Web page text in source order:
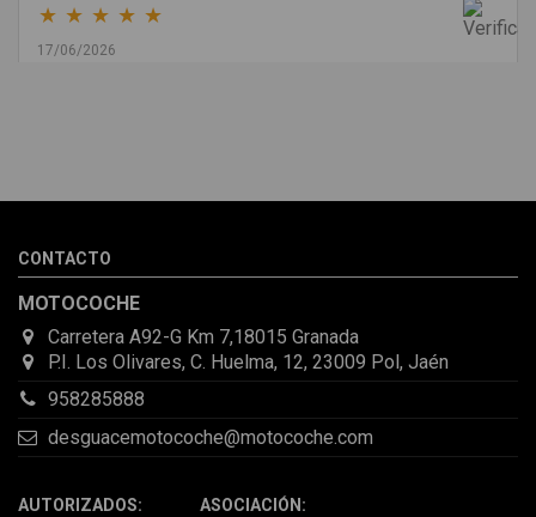
★ ★ ★ ★ ★
17/06/2026
la pieza llegó correcta y bien embalada, además de llegarme 2
CONTACTO
MOTOCOCHE
Carretera A92-G Km 7,18015 Granada
P.I. Los Olivares, C. Huelma, 12, 23009 Pol, Jaén
958285888
desguacemotocoche@motocoche.com
AUTORIZADOS: ASOCIACIÓN: